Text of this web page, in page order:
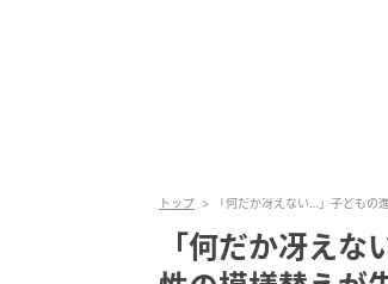
トップ 「何だか冴えない…」子どもの
「何だか冴え